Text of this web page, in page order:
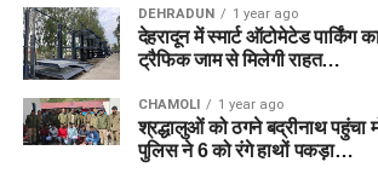
DEHRADUN 1 year ago
देहरादून में स्मार्ट ऑटोमेटेड पार्किंग
ट्रैफिक जाम से मिलेगी राहत…
CHAMOLI 1 year ago
श्रद्धालुओं को ठगने बद्रीनाथ पहुंचा
पुलिस ने 6 को रंगे हाथों पकड़ा…